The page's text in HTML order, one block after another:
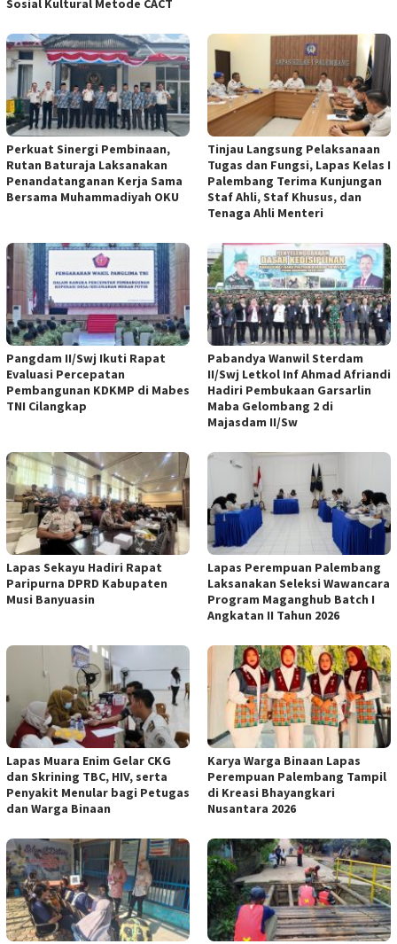
Sosial Kultural Metode CACT
Perkuat Sinergi Pembinaan,
Rutan Baturaja Laksanakan
Penandatanganan Kerja Sama
Bersama Muhammadiyah OKU
Tinjau Langsung Pelaksanaan
Tugas dan Fungsi, Lapas Kelas I
Palembang Terima Kunjungan
Staf Ahli, Staf Khusus, dan
Tenaga Ahli Menteri
Pangdam II/Swj Ikuti Rapat
Evaluasi Percepatan
Pembangunan KDKMP di Mabes
TNI Cilangkap
Pabandya Wanwil Sterdam
II/Swj Letkol Inf Ahmad Afriandi
Hadiri Pembukaan Garsarlin
Maba Gelombang 2 di
Majasdam II/Sw
Lapas Sekayu Hadiri Rapat
Paripurna DPRD Kabupaten
Musi Banyuasin
Lapas Perempuan Palembang
Laksanakan Seleksi Wawancara
Program Maganghub Batch I
Angkatan II Tahun 2026
Lapas Muara Enim Gelar CKG
dan Skrining TBC, HIV, serta
Penyakit Menular bagi Petugas
dan Warga Binaan
Karya Warga Binaan Lapas
Perempuan Palembang Tampil
di Kreasi Bhayangkari
Nusantara 2026